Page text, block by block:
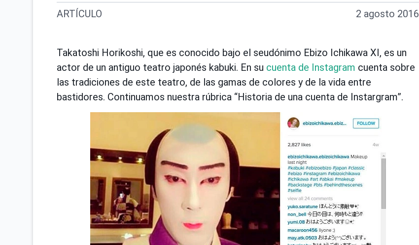
ARTÍCULO 2 agosto 2016
Takatoshi Horikoshi, que es conocido bajo el seudónimo Ebizo Ichikawa XI, es un
actor de un antiguo teatro japonés kabuki. En su cuenta de Instagram cuenta sobre
las tradiciones de este teatro, de las gamas de colores y de la vida entre
bastidores. Continuamos nuestra rúbrica “Historia de una cuenta de Instargram”.